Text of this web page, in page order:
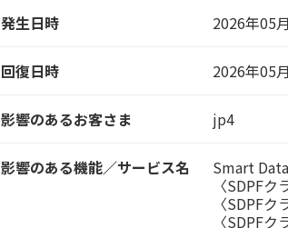
発生日時 2026年05
回復日時 2026年05
影響のあるお客さま jp4
影響のある機能／サービス名
Smart
〈SDPF
〈SDPF
〈SDPF